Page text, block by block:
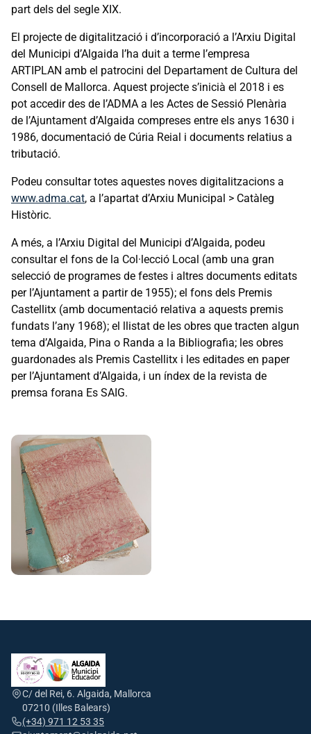
part dels del segle XIX.
El projecte de digitalització i d’incorporació a l’Arxiu Digital
del Municipi d’Algaida l’ha duit a terme l’empresa
ARTIPLAN amb el patrocini del Departament de Cultura del
Consell de Mallorca. Aquest projecte s’inicià el 2018 i es
pot accedir des de l’ADMA a les Actes de Sessió Plenària
de l’Ajuntament d’Algaida compreses entre els anys 1630 i
1986, documentació de Cúria Reial i documents relatius a
tributació.
Podeu consultar totes aquestes noves digitalitzacions a
www.adma.cat, a l’apartat d’Arxiu Municipal > Catàleg
Històric.
A més, a l’Arxiu Digital del Municipi d’Algaida, podeu
consultar el fons de la Col·lecció Local (amb una gran
selecció de programes de festes i altres documents editats
per l’Ajuntament a partir de 1955); el fons dels Premis
Castellitx (amb documentació relativa a aquests premis
fundats l’any 1968); el llistat de les obres que tracten algun
tema d’Algaida, Pina o Randa a la Bibliografia; les obres
guardonades als Premis Castellitx i les editades en paper
per l’Ajuntament d’Algaida, i un índex de la revista de
premsa forana Es SAIG.
C/ del Rei, 6. Algaida, Mallorca
07210 (Illes Balears)
(+34) 971 12 53 35